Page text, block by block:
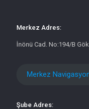
Merkez Adres:
İnönü Cad. No:194/B
Merkez
Şube Adres: